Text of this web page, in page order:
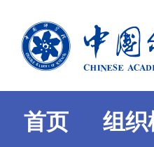
首页 组织